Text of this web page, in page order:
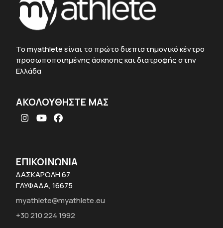
To myathlete είναι το πρώτο διεπιστημονικό κέντρο
προσωποποιημένης άσκησης και διατροφής στην
Ελλάδα
ΑΚΟΛΟΥΘΗΣΤΕ ΜΑΣ
Instagram
YouTubeFacebook
ΕΠΙΚΟΙΝΩΝΙΑ
ΔΑΣΚΑΡΟΛΗ 67
ΓΛΥΦΑΔΑ, 16675
myathlete@myathlete.eu
+30 210 224 1992